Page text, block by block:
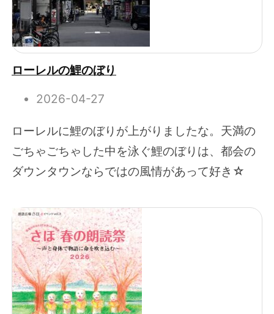
ローレルの鯉のぼり
2026-04-27
ローレルに鯉のぼりが上がりましたな。天満の
ごちゃごちゃした中を泳ぐ鯉のぼりは、都会の
ダウンタウンならではの風情があって好き☆